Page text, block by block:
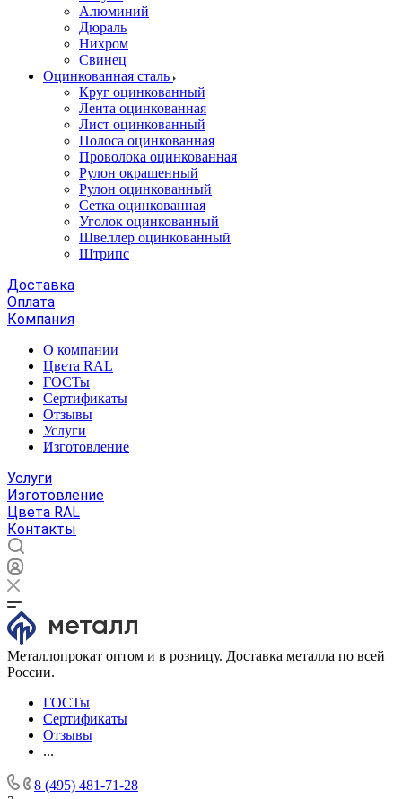
Алюминий
Дюраль
Нихром
Свинец
Оцинкованная сталь
Круг оцинкованный
Лента оцинкованная
Лист оцинкованный
Полоса оцинкованная
Проволока оцинкованная
Рулон окрашенный
Рулон оцинкованный
Сетка оцинкованная
Уголок оцинкованный
Швеллер оцинкованный
Штрипс
Доставка
Оплата
Компания
О компании
Цвета RAL
ГОСТы
Сертификаты
Отзывы
Услуги
Изготовление
Услуги
Изготовление
Цвета RAL
Контакты
Металлопрокат оптом и в розницу. Доставка металла по всей
России.
ГОСТы
Сертификаты
Отзывы
...
8 (495) 481-71-28